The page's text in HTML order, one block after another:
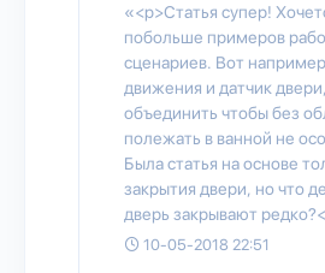
«<p>Статья супер!
побольше примеров
сценариев. Вот
движения и датчик
объединить чтобы без
полежать в ванной не
Была статья на основе
закрытия двери, но что
дверь закрывают
10-05-2018 22:51